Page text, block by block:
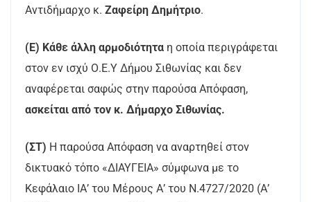
Αντιδήμαρχο κ. Ζαφείρη Δημήτριο.
(Ε) Κάθε άλλη αρμοδιότητα η οποία περιγράφεται
στον εν ισχύ Ο.Ε.Υ Δήμου Σιθωνίας και δεν
αναφέρεται σαφώς στην παρούσα Απόφαση,
ασκείται από τον κ. Δήμαρχο Σιθωνίας.
(ΣΤ) Η παρούσα Απόφαση να αναρτηθεί στον
δικτυακό τόπο «ΔΙΑΥΓΕΙΑ» σύμφωνα με το
Κεφάλαιο ΙΑ’ του Μέρους Α’ του Ν.4727/2020 (Α’